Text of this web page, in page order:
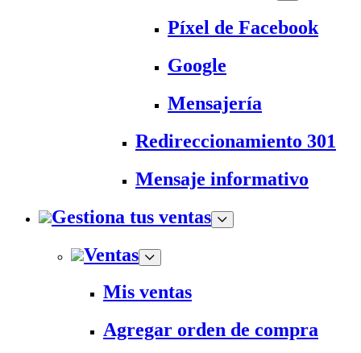
Píxel de Facebook
Google
Mensajería
Redireccionamiento 301
Mensaje informativo
Gestiona tus ventas
Ventas
Mis ventas
Agregar orden de compra